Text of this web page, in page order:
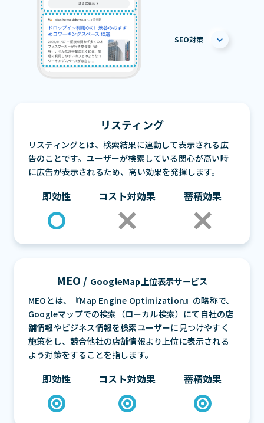
SEO対策
リスティング
リスティングとは、検索結果に連動して表示される広
告のことです。ユーザーが検索している関心が高い時
に広告が表示されるため、高い効果を発揮します。
即効性 コスト対効果 蓄積効果
MEO / GoogleMap上位表示サービス
MEOとは、『Map Engine Optimization』の略称で、
Googleマップでの検索（ローカル検索）にて自社の店
舗情報やビジネス情報を検索ユーザーに見つけやすく
施策をし、競合他社の店舗情報より上位に表示される
よう対策をすることを指します。
即効性 コスト対効果 蓄積効果